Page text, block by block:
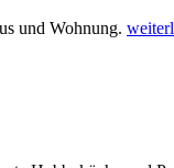
und Wohnung.